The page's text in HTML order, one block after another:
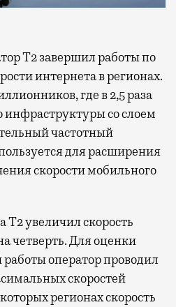
интернета в регионах.
где в 2,5 раза
инфраструктуры со слоем
частотный
для расширения
скорости мобильного
Т2 увеличил скорость
четверть. Для оценки
работы оператор проводил
скоростей
регионах скорость